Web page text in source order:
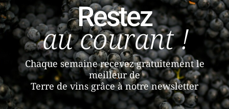
Restez
au courant !
Chaque semaine recevez gratuitement le
meilleur de
Terre de vins grâce à notre newsletter